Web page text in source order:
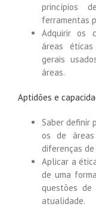
princípios
ferramentas
Adquirir os
áreas
gerais
áreas.
Aptidões e
Saber definir
os de
diferenças
Aplicar a
de uma
questões
atualidade.